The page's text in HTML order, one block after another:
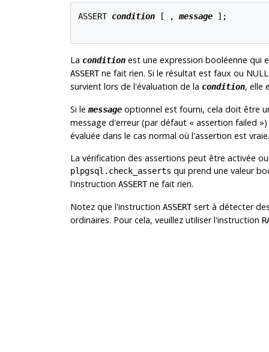
ASSERT condition [ , message ];
La conditionest une expression booléenne qui
ASSERTne fait rien. Si le résultat est faux ou
survient lors de l'évaluation de la condition, elle
Si le messageoptionnel est fourni, cela doit être
message d'erreur (par défaut « assertion failed »
évaluée dans le cas normal où l'assertion est vraie.
La vérification des assertions peut être activée
plpgsql.check_asserts qui prend une valeur
l'instruction ASSERTne fait rien.
Notez que l'instruction ASSERTsert à détecter
ordinaires. Pour cela, veuillez utiliser l'instruction